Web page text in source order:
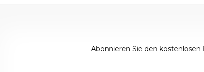
Abonnieren Sie den